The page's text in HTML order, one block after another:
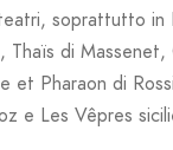
soprattutto in
di
et Pharaon di
e Les Vêpres